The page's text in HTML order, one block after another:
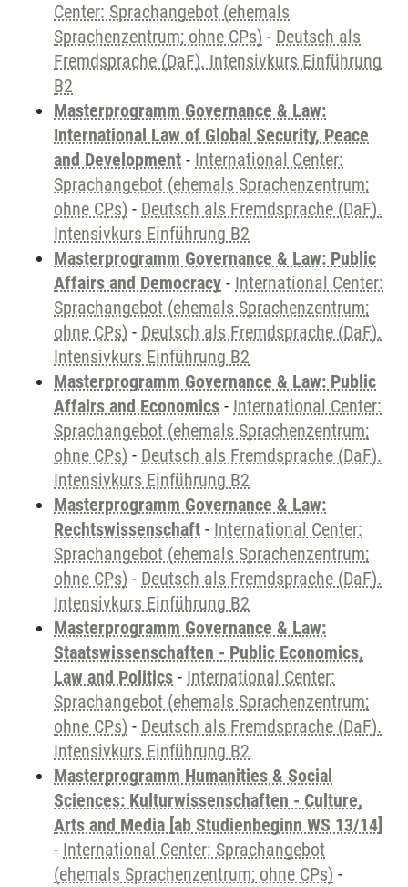
Center: Sprachangebot (ehemals
Sprachenzentrum; ohne CPs) - Deutsch als
Fremdsprache (DaF). Intensivkurs Einführung
B2
Masterprogramm Governance & Law:
International Law of Global Security, Peace
and Development - International Center:
Sprachangebot (ehemals Sprachenzentrum;
ohne CPs) - Deutsch als Fremdsprache (DaF).
Intensivkurs Einführung B2
Masterprogramm Governance & Law: Public
Affairs and Democracy - International Center:
Sprachangebot (ehemals Sprachenzentrum;
ohne CPs) - Deutsch als Fremdsprache (DaF).
Intensivkurs Einführung B2
Masterprogramm Governance & Law: Public
Affairs and Economics - International Center:
Sprachangebot (ehemals Sprachenzentrum;
ohne CPs) - Deutsch als Fremdsprache (DaF).
Intensivkurs Einführung B2
Masterprogramm Governance & Law:
Rechtswissenschaft - International Center:
Sprachangebot (ehemals Sprachenzentrum;
ohne CPs) - Deutsch als Fremdsprache (DaF).
Intensivkurs Einführung B2
Masterprogramm Governance & Law:
Staatswissenschaften - Public Economics,
Law and Politics - International Center:
Sprachangebot (ehemals Sprachenzentrum;
ohne CPs) - Deutsch als Fremdsprache (DaF).
Intensivkurs Einführung B2
Masterprogramm Humanities & Social
Sciences: Kulturwissenschaften - Culture,
Arts and Media [ab Studienbeginn WS 13/14]
- International Center: Sprachangebot
(ehemals Sprachenzentrum; ohne CPs) -